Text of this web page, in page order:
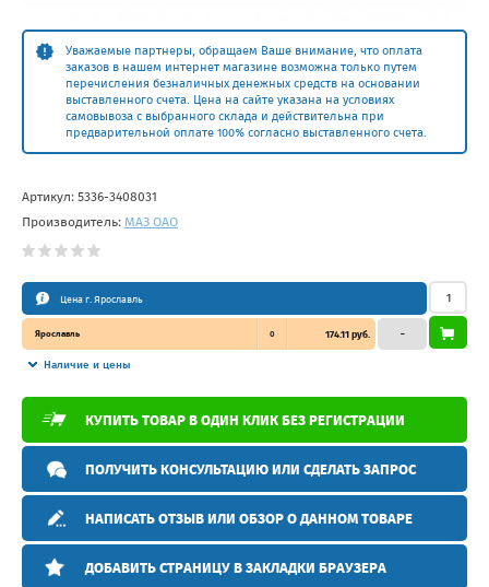
Уважаемые партнеры, обращаем Ваше внимание, что оплата
заказов в нашем интернет магазине возможна только путем
перечисления безналичных денежных средств на основании
выставленного счета. Цена на сайте указана на условиях
самовывоза с выбранного склада и действительна при
предварительной оплате 100% согласно выставленного счета.
Артикул: 5336-3408031
Производитель: МАЗ ОАО
Цена г. Ярославль
Ярославль 0 174.11 руб.
Наличие и цены
–
КУПИТЬ ТОВАР В ОДИН КЛИК БЕЗ РЕГИСТРАЦИИ
ПОЛУЧИТЬ КОНСУЛЬТАЦИЮ ИЛИ СДЕЛАТЬ ЗАПРОС
НАПИСАТЬ ОТЗЫВ ИЛИ ОБЗОР О ДАННОМ ТОВАРЕ
ДОБАВИТЬ СТРАНИЦУ В ЗАКЛАДКИ БРАУЗЕРА